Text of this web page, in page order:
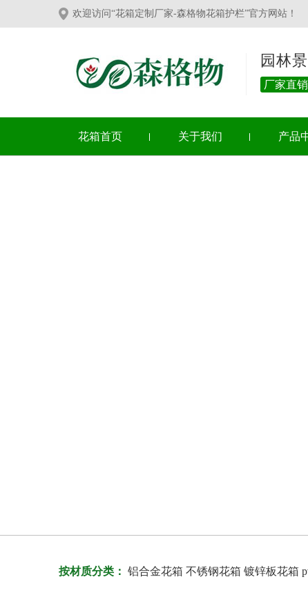
欢迎访问“花箱定制厂家-森格物花箱护栏”官方网站！
园林
厂家直销
花箱首页 关于我们 产品
按材质分类： 铝合金花箱 不锈钢花箱 镀锌板花箱